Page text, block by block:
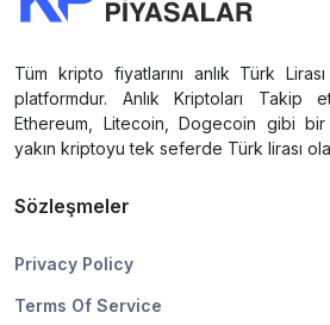
Tüm kripto fiyatlarını anlık Türk
platformdur. Anlık Kriptoları Takip
Ethereum, Litecoin, Dogecoin gibi
yakın kriptoyu tek seferde Türk lirası
Sözleşmeler
Privacy Policy
Terms Of Service